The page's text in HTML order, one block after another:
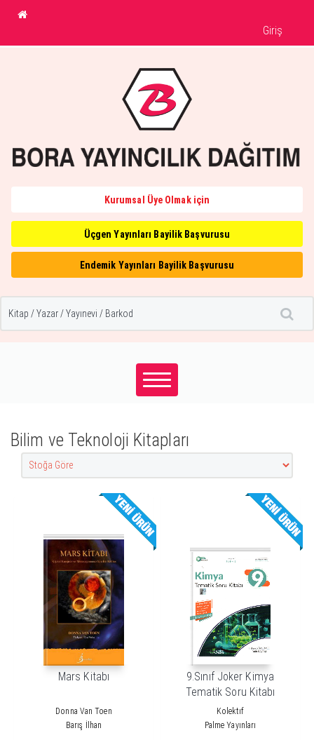
Giriş
Kurumsal Üye Olmak için
Üçgen Yayınları Bayilik Başvurusu
Endemik Yayınları Bayilik Başvurusu
Bilim ve Teknoloji Kitapları
Mars Kitabı
Donna Van Toen
Barış İlhan
9.Sınıf Joker Kimya
Tematik Soru Kitabı
Kolektıf
Palme Yayınları